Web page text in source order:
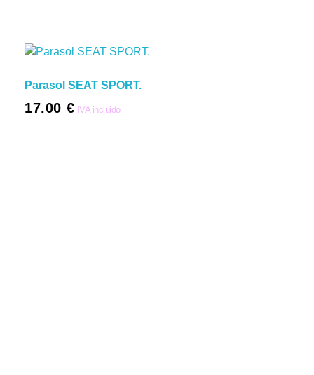
Parasol SEAT SPORT.
17.00 € IVA incluido